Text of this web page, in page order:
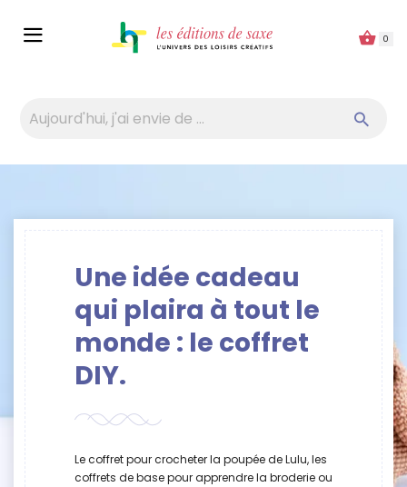
0
Une idée cadeau
qui plaira à tout le
monde : le coffret
DIY.
Le coffret pour crocheter la poupée de Lulu, les
coffrets de base pour apprendre la broderie ou